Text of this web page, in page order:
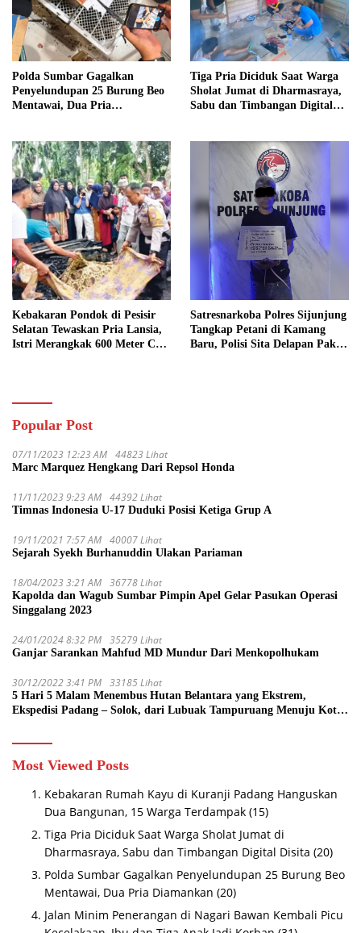
Polda Sumbar Gagalkan
Penyelundupan 25 Burung Beo
Mentawai, Dua Pria
Tiga Pria Diciduk Saat Warga
Sholat Jumat di Dharmasraya,
Sabu dan Timbangan Digital
Kebakaran Pondok di Pesisir
Selatan Tewaskan Pria Lansia,
Istri Merangkak 600 Meter Cari
Satresnarkoba Polres Sijunjung
Tangkap Petani di Kamang
Baru, Polisi Sita Delapan Paket
Popular Post
07/11/2023 12:23 AM 44823 Lihat
Marc Marquez Hengkang Dari Repsol Honda
11/11/2023 9:23 AM 44392 Lihat
Timnas Indonesia U-17 Duduki Posisi Ketiga Grup A
19/11/2021 7:57 AM 40007 Lihat
Sejarah Syekh Burhanuddin Ulakan Pariaman
18/04/2023 3:21 AM 36778 Lihat
Kapolda dan Wagub Sumbar Pimpin Apel Gelar Pasukan Operasi
Singgalang 2023
24/01/2024 8:32 PM 35279 Lihat
Ganjar Sarankan Mahfud MD Mundur Dari Menkopolhukam
30/12/2022 3:41 PM 33185 Lihat
5 Hari 5 Malam Menembus Hutan Belantara yang Ekstrem,
Ekspedisi Padang – Solok, dari Lubuak Tampuruang Menuju Koto
Most Viewed Posts
Kebakaran Rumah Kayu di Kuranji Padang Hanguskan
Dua Bangunan, 15 Warga Terdampak (15)
Tiga Pria Diciduk Saat Warga Sholat Jumat di
Dharmasraya, Sabu dan Timbangan Digital Disita (20)
Polda Sumbar Gagalkan Penyelundupan 25 Burung Beo
Mentawai, Dua Pria Diamankan (20)
Jalan Minim Penerangan di Nagari Bawan Kembali Picu